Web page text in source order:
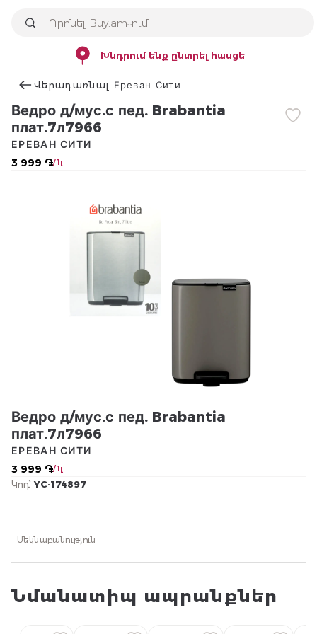
Խնդրում ենք ընտրել հասցե
Վերադառնալ Ереван Сити
Ведро д/мус.с пед. Brabantia
плат.7л7966
3 999 ֏/ 1լ
ЕРЕВАН СИТИ
Ведро д/мус.с пед. Brabantia
плат.7л7966
3 999 ֏/ 1լ
ЕРЕВАН СИТИ
Կոդ՝ YC-174897
Մեկնաբանություն
Նմանատիպ ապրանքներ